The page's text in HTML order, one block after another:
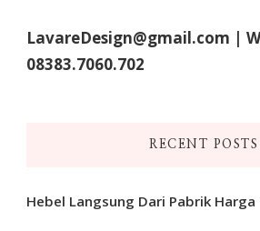
LavareDesign@gmail.com |
08383.7060.702
RECENT POSTS
Hebel Langsung Dari Pabrik